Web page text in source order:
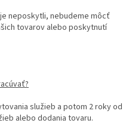
neposkytli, nebudeme môcť
tovarov alebo poskytnutí
služieb a potom 2 roky od
alebo dodania tovaru.